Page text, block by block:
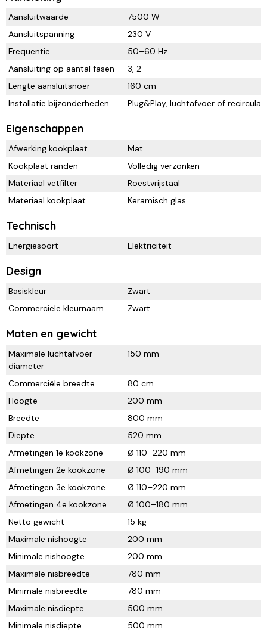
Aansluitwaarde
7500 W
Aansluitspanning
230 V
Frequentie
50–60 Hz
Aansluiting op aantal fasen
3, 2
Lengte aansluitsnoer
160 cm
Installatie bijzonderheden
Plug&Play, luchtafvoer of
Eigenschappen
Afwerking kookplaat
Mat
Kookplaat randen
Volledig verzonken
Materiaal vetfilter
Roestvrijstaal
Materiaal kookplaat
Keramisch glas
Technisch
Energiesoort Elektriciteit
Design
Basiskleur
Zwart
Commerciële kleurnaam
Zwart
Maten en gewicht
Maximale luchtafvoer
diameter
150 mm
Commerciële breedte
80 cm
Hoogte
200 mm
Breedte
800 mm
Diepte
520 mm
Afmetingen 1e kookzone
Ø 110–220 mm
Afmetingen 2e kookzone
Ø 100–190 mm
Afmetingen 3e kookzone
Ø 110–220 mm
Afmetingen 4e kookzone
Ø 100–180 mm
Netto gewicht
15 kg
Maximale nishoogte
200 mm
Minimale nishoogte
200 mm
Maximale nisbreedte
780 mm
Minimale nisbreedte
780 mm
Maximale nisdiepte
500 mm
Minimale nisdiepte
500 mm